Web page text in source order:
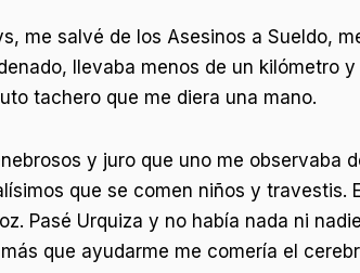
me salvé de los Asesinos a Sueldo,
llevaba menos de un kilómetro
tachero que me diera una mano.
y juro que uno me observaba
que se comen niños y
Pasé Urquiza y no había nada ni
que ayudarme me comería el